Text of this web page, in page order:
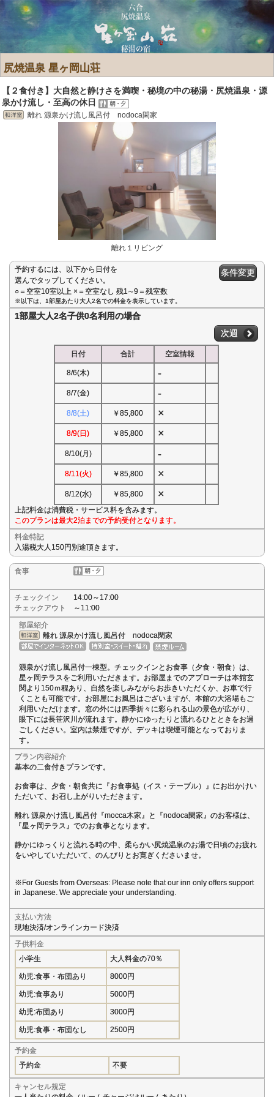
尻焼温泉 星ヶ岡山荘
【２食付き】大自然と静けさを満喫・秘境の中の秘湯・尻焼温泉・源
泉かけ流し・至高の休日
離れ 源泉かけ流し風呂付 nodoca閑家
離れ１リビング
予約するには、以下から日付を
選んでタップしてください。
○＝空室10室以上 ×＝空室なし 残1∼9＝残室数
条件変更
※以下は、1部屋あたり大人2名での料金を表示しています。
1部屋大人2名子供0名利用の場合
次週
日付 合計 空室情報
8/6(木) -
8/7(金) -
8/8(土) ￥85,800 ×
8/9(日) ￥85,800 ×
8/10(月) -
8/11(火) ￥85,800 ×
8/12(水) ￥85,800 ×
上記料金は消費税・サービス料を含みます。
このプランは最大2泊までの予約受付となります。
料金特記
入湯税大人150円別途頂きます。
食事
チェックイン
14:00～17:00
チェックアウト
～11:00
部屋紹介
離れ 源泉かけ流し風呂付 nodoca閑家
源泉かけ流し風呂付一棟型。チェックインとお食事（夕食・朝食）は、
星ヶ岡テラスをご利用いただきます。お部屋までのアプローチは本館玄
関より150ｍ程あり、自然を楽しみながらお歩きいただくか、お車で行
くことも可能です。お部屋にお風呂はございますが、本館の大浴場もご
利用いただけます。窓の外には四季折々に彩られる山の景色が広がり、
眼下には長笹沢川が流れます。静かにゆったりと流れるひとときをお過
ごしください。室内は禁煙ですが、デッキは喫煙可能となっておりま
す。
プラン内容紹介
基本の二食付きプランです。
お食事は、夕食・朝食共に『お食事処（イス・テーブル）』にお出かけい
ただいて、お召し上がりいただきます。
離れ 源泉かけ流し風呂付『mocca木家』と『nodoca閑家』のお客様は、
『星ヶ岡テラス』でのお食事となります。
静かにゆっくりと流れる時の中、柔らかい尻焼温泉のお湯で日頃のお疲れ
をいやしていただいて、のんびりとお寛ぎくださいませ。
※For Guests from Overseas: Please note that our inn only offers support
in Japanese. We appreciate your understanding.
支払い方法
現地決済/オンラインカード決済
子供料金
小学生
大人料金の70％
幼児:食事・布団あり 8000円
幼児:食事あり 5000円
幼児:布団あり 3000円
幼児:食事・布団なし 2500円
予約金
予約金
不要
キャンセル規定